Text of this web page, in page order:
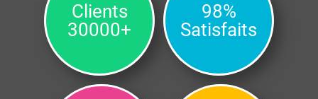
Clients
30000+
98%
Satisfaits